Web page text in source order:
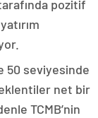
pozitif
50 seviyesinde
net bir
TCMB’nin